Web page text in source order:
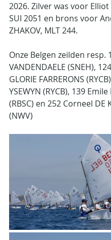
2026. Zilver was voor Elliot
SUI 2051 en brons voor
ZHAKOV, MLT 244.
Onze Belgen zeilden resp.
VANDENDAELE (SNEH),
GLORIE FARRERONS
YSEWYN (RYCB), 139 Emile
(RBSC) en 252 Corneel DE
(NWV)